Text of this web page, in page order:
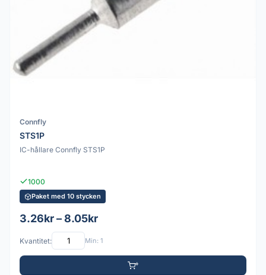
Connfly
STS1P
IC-hållare Connfly STS1P
1000
Paket med 10 stycken
3.26kr – 8.05kr
Kvantitet: Min: 1